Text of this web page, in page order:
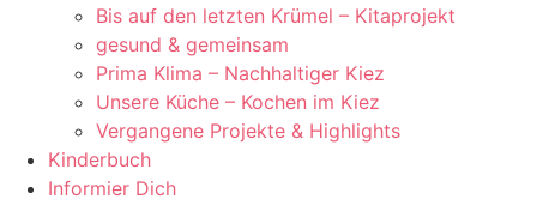
Bis auf den letzten Krümel – Kitaprojekt
gesund & gemeinsam
Prima Klima – Nachhaltiger Kiez
Unsere Küche – Kochen im Kiez
Vergangene Projekte & Highlights
Kinderbuch
Informier Dich